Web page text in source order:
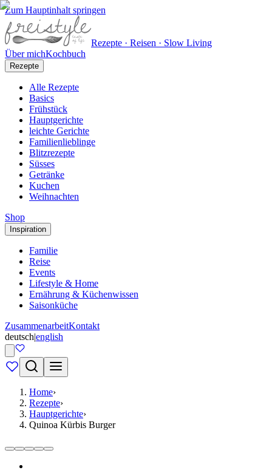
Zum Hauptinhalt springen
Rezepte · Reisen · Slow Living
Über michKochbuch
Rezepte
Alle Rezepte
Basics
Frühstück
Hauptgerichte
leichte Gerichte
Familienlieblinge
Blitzrezepte
Süsses
Getränke
Kuchen
Weihnachten
Shop
Inspiration
Familie
Reise
Events
Lifestyle & Home
Ernährung & Küchenwissen
Saisonküche
ZusammenarbeitKontakt
deutsch|english
Home›
Rezepte›
Hauptgerichte›
Quinoa Kürbis Burger